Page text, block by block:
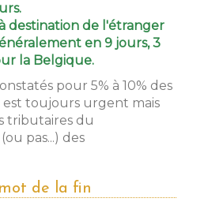
destination de l'étranger
en 9 jours, 3
la Belgique.
pour 5% à 10% des
est toujours urgent mais
tributaires du
pas...) des
de la fin